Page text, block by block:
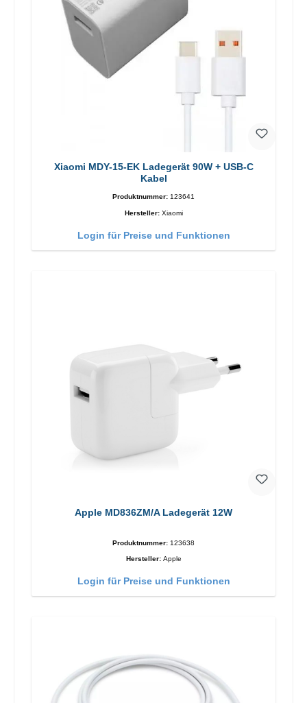
Xiaomi MDY-15-EK Ladegerät 90W + USB-C
Kabel
Produktnummer: 123641
Hersteller: Xiaomi
Login für Preise und Funktionen
Apple MD836ZM/A Ladegerät 12W
Produktnummer: 123638
Hersteller: Apple
Login für Preise und Funktionen